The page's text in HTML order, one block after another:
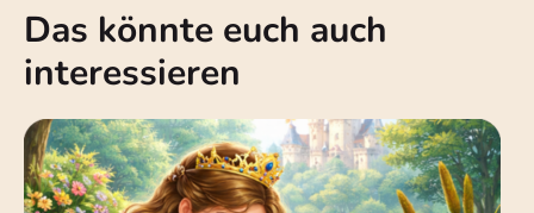
Das könnte euch auch
interessieren